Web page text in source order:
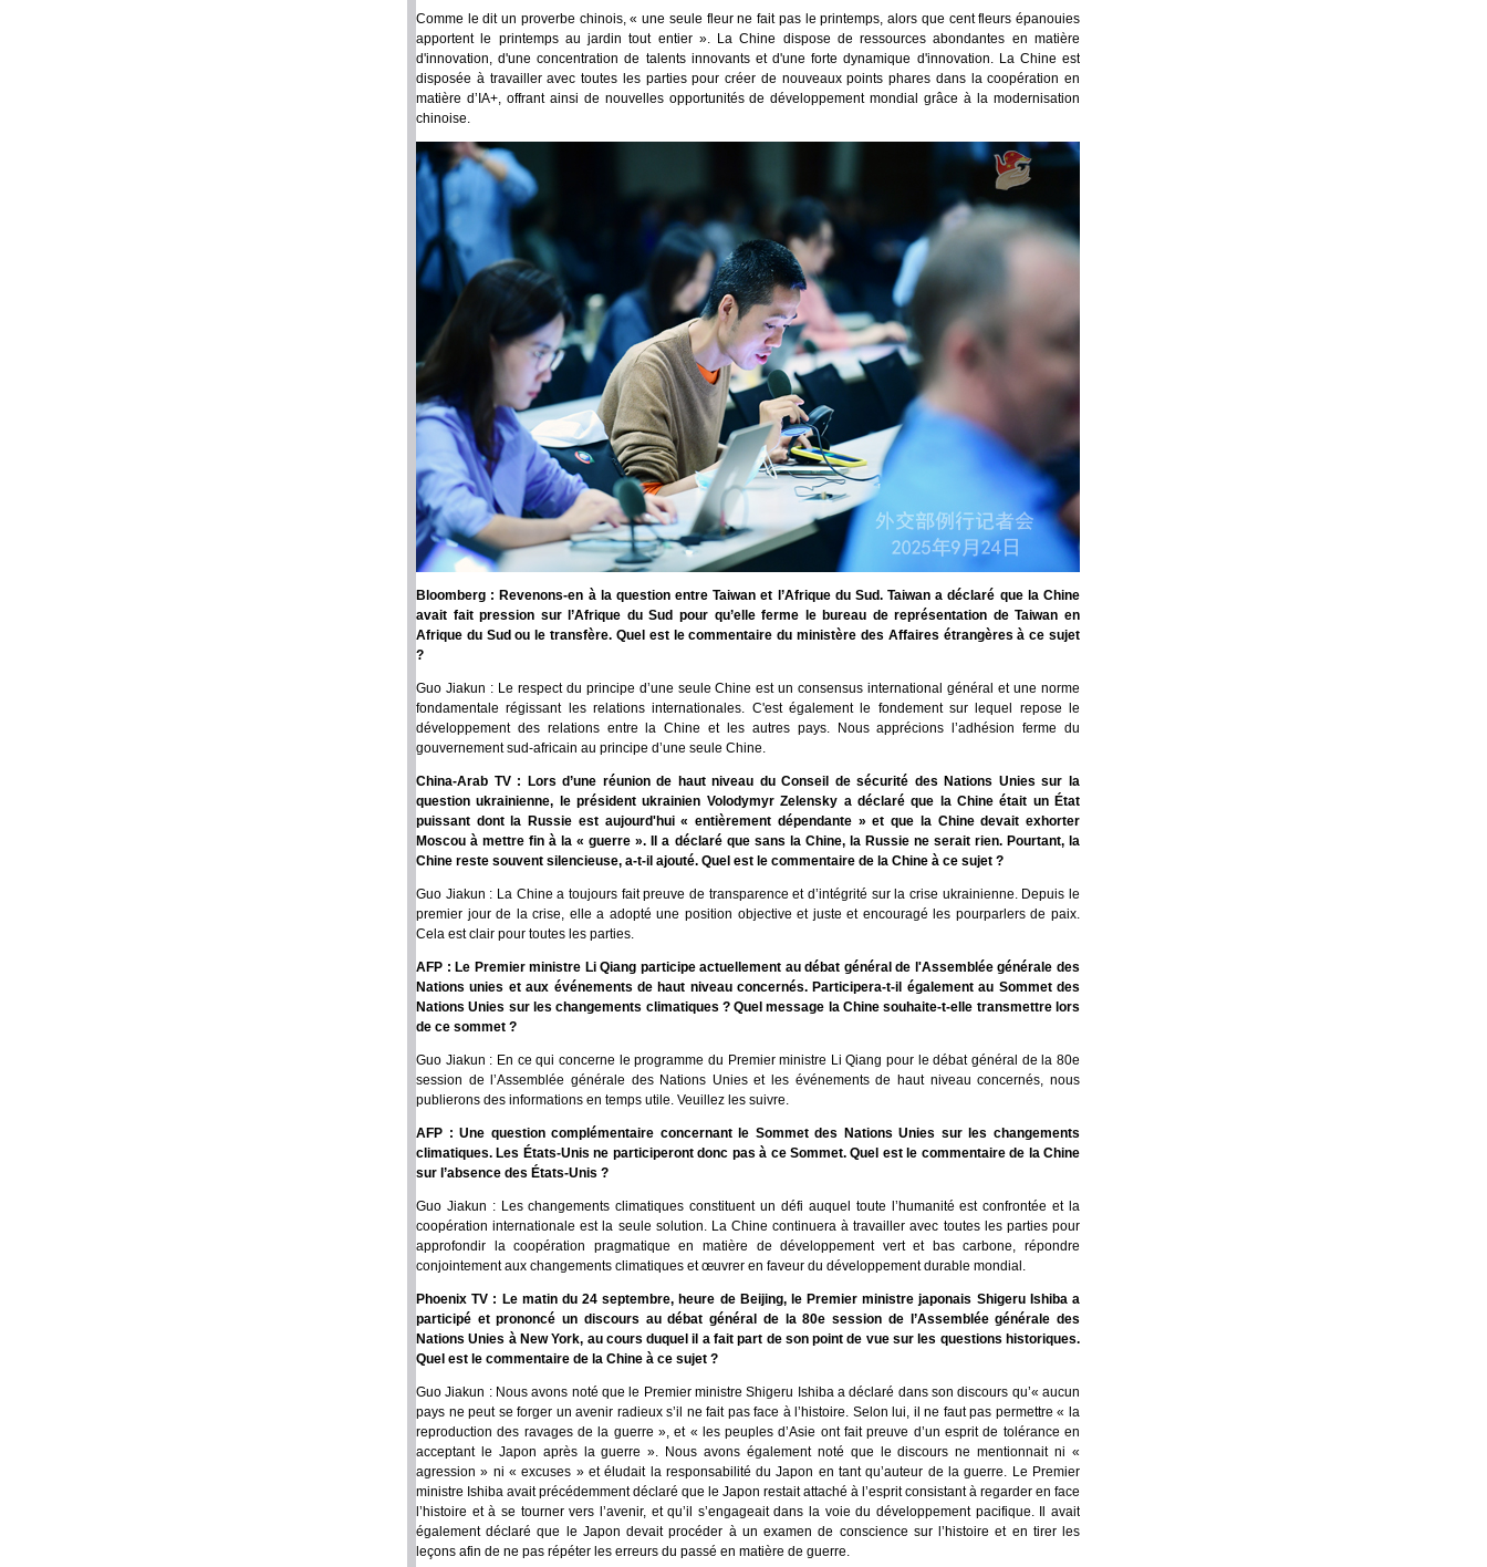
Comme le dit un proverbe chinois, « une seule fleur ne fait pas le printemps, alors que cent fleurs épanouies
apportent le printemps au jardin tout entier ». La Chine dispose de ressources abondantes en matière
d'innovation, d'une concentration de talents innovants et d'une forte dynamique d'innovation. La Chine est
disposée à travailler avec toutes les parties pour créer de nouveaux points phares dans la coopération en
matière d’IA+, offrant ainsi de nouvelles opportunités de développement mondial grâce à la modernisation
chinoise.
Bloomberg : Revenons-en à la question entre Taiwan et l’Afrique du Sud. Taiwan a déclaré que la Chine
avait fait pression sur l’Afrique du Sud pour qu’elle ferme le bureau de représentation de Taiwan en
Afrique du Sud ou le transfère. Quel est le commentaire du ministère des Affaires étrangères à ce sujet
?
Guo Jiakun : Le respect du principe d’une seule Chine est un consensus international général et une norme
fondamentale régissant les relations internationales. C'est également le fondement sur lequel repose le
développement des relations entre la Chine et les autres pays. Nous apprécions l’adhésion ferme du
gouvernement sud-africain au principe d’une seule Chine.
China-Arab TV : Lors d’une réunion de haut niveau du Conseil de sécurité des Nations Unies sur la
question ukrainienne, le président ukrainien Volodymyr Zelensky a déclaré que la Chine était un État
puissant dont la Russie est aujourd'hui « entièrement dépendante » et que la Chine devait exhorter
Moscou à mettre fin à la « guerre ». Il a déclaré que sans la Chine, la Russie ne serait rien. Pourtant, la
Chine reste souvent silencieuse, a-t-il ajouté. Quel est le commentaire de la Chine à ce sujet ?
Guo Jiakun : La Chine a toujours fait preuve de transparence et d’intégrité sur la crise ukrainienne. Depuis le
premier jour de la crise, elle a adopté une position objective et juste et encouragé les pourparlers de paix.
Cela est clair pour toutes les parties.
AFP : Le Premier ministre Li Qiang participe actuellement au débat général de l'Assemblée générale des
Nations unies et aux événements de haut niveau concernés. Participera-t-il également au Sommet des
Nations Unies sur les changements climatiques ? Quel message la Chine souhaite-t-elle transmettre lors
de ce sommet ?
Guo Jiakun : En ce qui concerne le programme du Premier ministre Li Qiang pour le débat général de la 80e
session de l’Assemblée générale des Nations Unies et les événements de haut niveau concernés, nous
publierons des informations en temps utile. Veuillez les suivre.
AFP : Une question complémentaire concernant le Sommet des Nations Unies sur les changements
climatiques. Les États-Unis ne participeront donc pas à ce Sommet. Quel est le commentaire de la Chine
sur l’absence des États-Unis ?
Guo Jiakun : Les changements climatiques constituent un défi auquel toute l’humanité est confrontée et la
coopération internationale est la seule solution. La Chine continuera à travailler avec toutes les parties pour
approfondir la coopération pragmatique en matière de développement vert et bas carbone, répondre
conjointement aux changements climatiques et œuvrer en faveur du développement durable mondial.
Phoenix TV : Le matin du 24 septembre, heure de Beijing, le Premier ministre japonais Shigeru Ishiba a
participé et prononcé un discours au débat général de la 80e session de l’Assemblée générale des
Nations Unies à New York, au cours duquel il a fait part de son point de vue sur les questions historiques.
Quel est le commentaire de la Chine à ce sujet ?
Guo Jiakun : Nous avons noté que le Premier ministre Shigeru Ishiba a déclaré dans son discours qu’« aucun
pays ne peut se forger un avenir radieux s’il ne fait pas face à l’histoire. Selon lui, il ne faut pas permettre « la
reproduction des ravages de la guerre », et « les peuples d’Asie ont fait preuve d’un esprit de tolérance en
acceptant le Japon après la guerre ». Nous avons également noté que le discours ne mentionnait ni «
agression » ni « excuses » et éludait la responsabilité du Japon en tant qu’auteur de la guerre. Le Premier
ministre Ishiba avait précédemment déclaré que le Japon restait attaché à l’esprit consistant à regarder en face
l’histoire et à se tourner vers l’avenir, et qu’il s’engageait dans la voie du développement pacifique. Il avait
également déclaré que le Japon devait procéder à un examen de conscience sur l’histoire et en tirer les
leçons afin de ne pas répéter les erreurs du passé en matière de guerre.